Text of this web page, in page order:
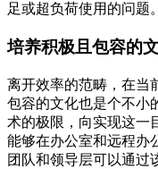
足或超负荷使用的问题。
培养积极且包容的
离开效率的范畴，在当
包容的文化也是个不小
术的极限，向实现这一
能够在办公室和远程办
团队和领导层可以通过